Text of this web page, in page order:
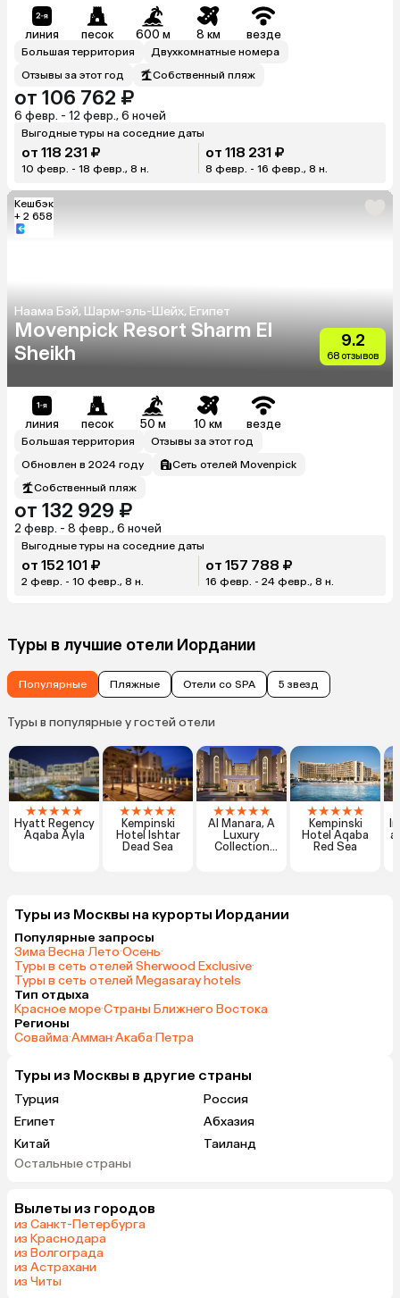
линия песок 600 м 8 км везде
Большая территория
Двухкомнатные номера
Отзывы за этот год
Собственный пляж
от 106 762 ₽
6 февр. - 12 февр., 6 ночей
Выгодные туры на соседние даты
от 118 231 ₽
10 февр. - 18 февр., 8 н.
от 118 231 ₽
8 февр. - 16 февр., 8 н.
Кешбэк
+ 2 658
Наама Бэй, Шарм-эль-Шейх, Египет
Movenpick Resort Sharm El
Sheikh
9.2
68 отзывов
линия песок 50 м 10 км везде
Большая территория
Отзывы за этот год
Обновлен в 2024 году
Сеть отелей Movenpick
Собственный пляж
от 132 929 ₽
2 февр. - 8 февр., 6 ночей
Выгодные туры на соседние даты
от 152 101 ₽
2 февр. - 10 февр., 8 н.
от 157 788 ₽
16 февр. - 24 февр., 8 н.
Туры в лучшие отели Иордании
Популярные Пляжные Отели со SPA 5 звезд
Туры в популярные у гостей отели
★★★★★
Hyatt Regency
Aqaba Ayla
★★★★★
Kempinski
Hotel Ishtar
Dead Sea
★★★★★
Al Manara, A
Luxury
Collection
★★★★★
Kempinski
Hotel Aqaba
Red Sea
Туры из Москвы на курорты Иордании
Популярные запросы
Зима·Весна·Лето·Осень·
Туры в сеть отелей Sherwood Exclusive·
Туры в сеть отелей Megasaray hotels
Тип отдыха
Красное море·Страны Ближнего Востока
Регионы
Совайма·Амман·Акаба·Петра
Туры из Москвы в другие страны
Турция
Россия
Египет
Абхазия
Китай
Таиланд
Вьетнам
Грузия
Индонезия
Армения
Шри-Ланка
Остальные страны
Вылеты из городов
из Санкт-Петербурга
из Краснодара
из Волгограда
из Астрахани
из Читы